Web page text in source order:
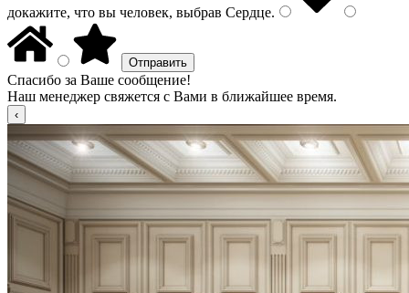
докажите, что вы человек, выбрав Сердце.
Спасибо за Ваше сообщение!
Наш менеджер свяжется с Вами в ближайшее время.